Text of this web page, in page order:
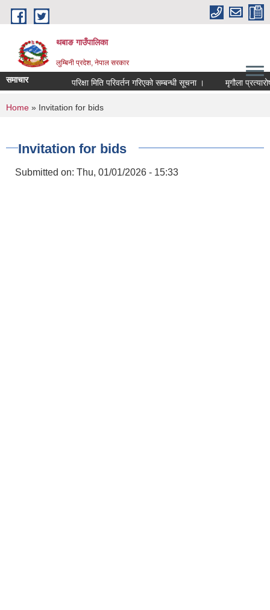
Skip to main content
थबाङ गाउँपालिका
लुम्बिनी प्रदेश, नेपाल सरकार
समाचार परिक्षा मिति परिवर्तन गरिएको सम्बन्धी सूचना । मृगौला
You are here
Home » Invitation for bids
Invitation for bids
Submitted on: Thu, 01/01/2026 - 15:33